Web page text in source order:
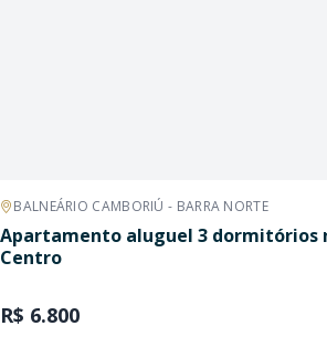
BALNEÁRIO CAMBORIÚ - BARRA NORTE
Apartamento aluguel 3 dormitórios
Centro
R$ 6.800